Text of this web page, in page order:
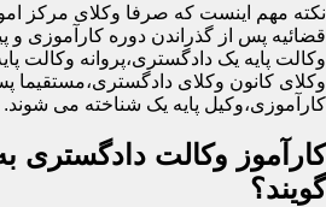
نکته مهم اینست که صرفا وکلای مرکز
قضائیه پس از گذراندن دوره کارآموزی
وکالت پایه یک دادگستری،پروانه وکالت
وکلای کانون وکلای دادگستری،مستقیما
کارآموزی،وکیل پایه یک شناخته می شوند.
کارآموز وکالت
گویند؟